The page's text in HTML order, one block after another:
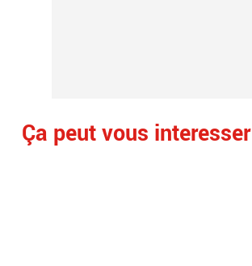
Ça peut vous interesser